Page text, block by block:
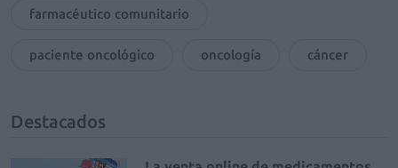
farmacéutico comunitario
paciente oncológico oncología cáncer
Destacados